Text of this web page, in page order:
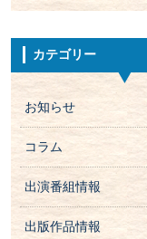
カテゴリー
お知らせ
コラム
出演番組情報
出版作品情報